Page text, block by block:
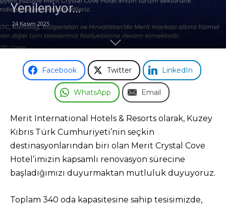
Yenileniyor…
24 Kasım 2025
Facebook Twitter LinkedIn
WhatsApp Email
Merit International Hotels & Resorts olarak, Kuzey
Kıbrıs Türk Cumhuriyeti’nin seçkin
destinasyonlarından biri olan Merit Crystal Cove
Hotel’imizin kapsamlı renovasyon sürecine
başladığımızı duyurmaktan mutluluk duyuyoruz.
Toplam 340 oda kapasitesine sahip tesisimizde,